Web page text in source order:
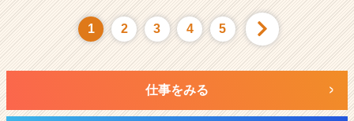
1 2 3 4 5
仕事をみる